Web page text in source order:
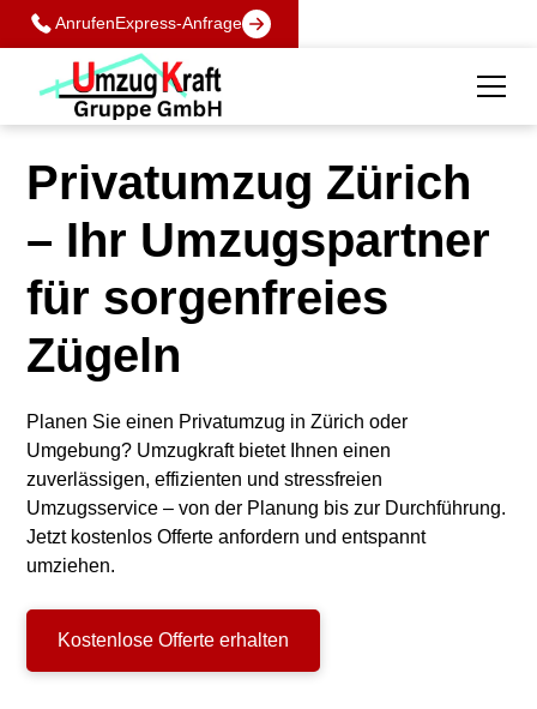
Anrufen Express-Anfrage
Privatumzug Zürich
– Ihr Umzugspartner
für sorgenfreies
Zügeln
Planen Sie einen Privatumzug in Zürich oder
Umgebung? Umzugkraft bietet Ihnen einen
zuverlässigen, effizienten und stressfreien
Umzugsservice – von der Planung bis zur Durchführung.
Jetzt kostenlos Offerte anfordern und entspannt
umziehen.
Kostenlose Offerte erhalten